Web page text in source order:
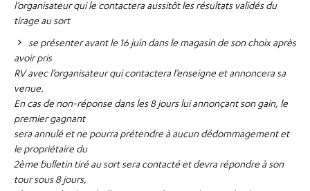
l’organisateur qui le contactera aussitôt les résultats validés du
tirage au sort
se présenter avant le 16 juin dans le magasin de son choix après
avoir pris
RV avec l’organisateur qui contactera l’enseigne et annoncera sa
venue.
En cas de non-réponse dans les 8 jours lui annonçant son gain, le
premier gagnant
sera annulé et ne pourra prétendre à aucun dédommagement et
le propriétaire du
2ème bulletin tiré au sort sera contacté et devra répondre à son
tour sous 8 jours,